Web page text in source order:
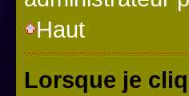
Haut
Lorsque je